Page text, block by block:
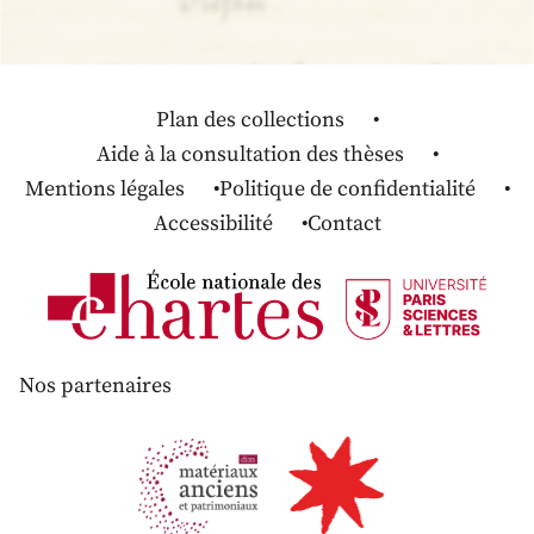
Plan des collections
Aide à la consultation des thèses
Mentions légales
Politique de confidentialité
Accessibilité
Contact
Nos partenaires